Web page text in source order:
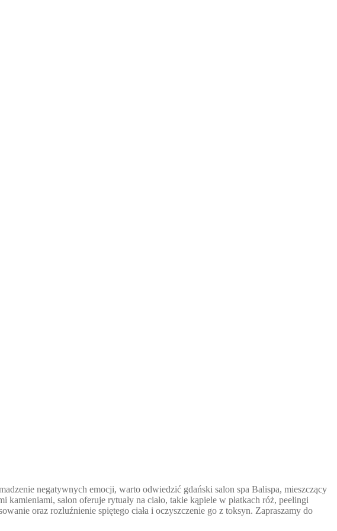
negatywnych emocji, warto odwiedzić gdański salon spa Balispa, mieszczący
salon oferuje rytuały na ciało, takie kąpiele w płatkach róż, peelingi
oraz rozluźnienie spiętego ciała i oczyszczenie go z toksyn. Zapraszamy do